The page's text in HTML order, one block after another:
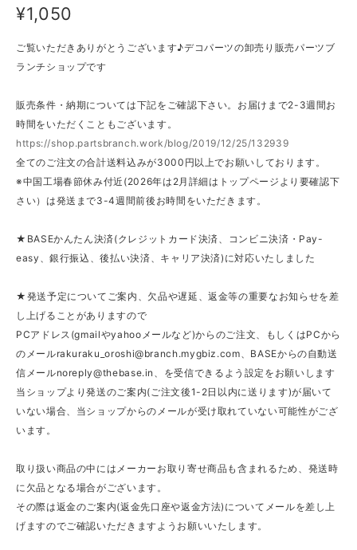
¥1,050
ご覧いただきありがとうございます♪デコパーツの卸売り販売パーツブ
ランチショップです
販売条件・納期については下記をご確認下さい。お届けまで2-3週間お
時間をいただくこともございます。
https://shop.partsbranch.work/blog/2019/12/25/132939
全てのご注文の合計送料込みが3000円以上でお願いしております。
※中国工場春節休み付近(2026年は2月詳細はトップページより要確認下
さい）は発送まで3-4週間前後お時間をいただきます。
★BASEかんたん決済(クレジットカード決済、コンビニ決済・Pay-
easy、銀行振込、後払い決済、キャリア決済)に対応いたしました
★発送予定についてご案内、欠品や遅延、返金等の重要なお知らせを差
し上げることがありますので
PCアドレス(gmailやyahooメールなど)からのご注文、もしくはPCから
のメールrakuraku_oroshi@branch.mygbiz.com 、BASEからの自動送
信メールnoreply@thebase.in
、を受信できるよう設定をお願いします
当ショップより発送のご案内(ご注文後1-2日以内に送ります)が届いて
いない場合、当ショップからのメールが受け取れていない可能性がござ
います。
取り扱い商品の中にはメーカーお取り寄せ商品も含まれるため、発送時
に欠品となる場合がございます。
その際は返金のご案内(返金先口座や返金方法)についてメールを差し上
げますのでご確認いただきますようお願いいたします。